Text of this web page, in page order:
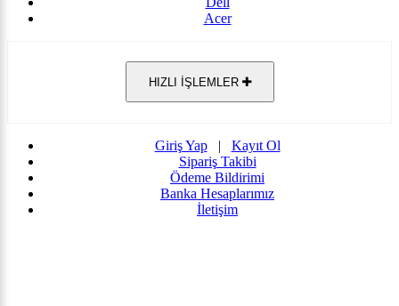
Acer
HIZLI İŞLEMLER
Giriş Yap| Kayıt Ol
Sipariş Takibi
Ödeme Bildirimi
Banka Hesaplarımız
İletişim